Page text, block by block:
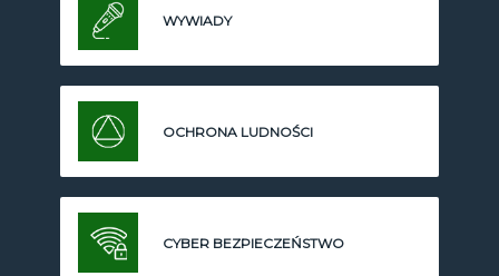
WYWIADY
OCHRONA LUDNOŚCI
CYBER BEZPIECZEŃSTWO